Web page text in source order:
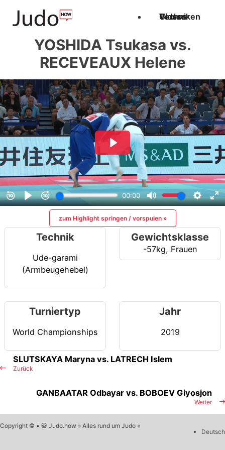
Techniken
Videos
Glossar
YOSHIDA Tsukasa vs.
RECEVEAUX Helene
zum Highlight springen / vorspulen »
Technik
Ude-garami
(Armbeugehebel)
Gewichtsklasse
-57kg, Frauen
Turniertyp
World Championships
Jahr
2019
Zurück
SLUTSKAYA Maryna vs. LATRECH Islem
Weiter
GANBAATAR Odbayar vs. BOBOEV Giyosjon
Copyright © • 🥋 Judo.how » Alles rund um Judo «
Deutsch